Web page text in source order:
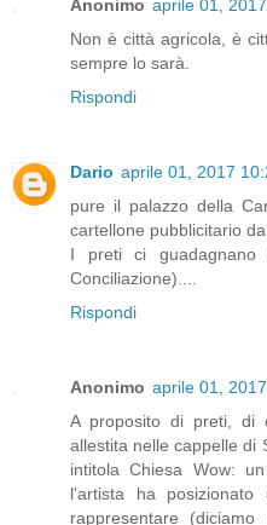
Anonimo aprile 01,
Non è città agricola, è
sempre lo sarà.
Rispondi
Dario aprile 01, 2017
pure il palazzo della
cartellone pubblicitario da
I preti ci guadagnano
Conciliazione)....
Rispondi
Anonimo aprile 01,
A proposito di preti, di
allestita nelle cappelle di
intitola Chiesa Wow:
l'artista ha
rappresentare